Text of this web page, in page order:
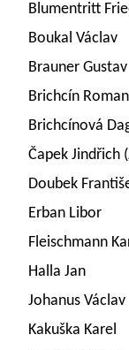
Blumentritt
Boukal Václav
Brauner Gustav
Brichcín Roman
Brichcínová
Čapek Jindřich
Doubek
Erban Libor
Fleischmann
Halla Jan
Johanus Václav
Kakuška Karel